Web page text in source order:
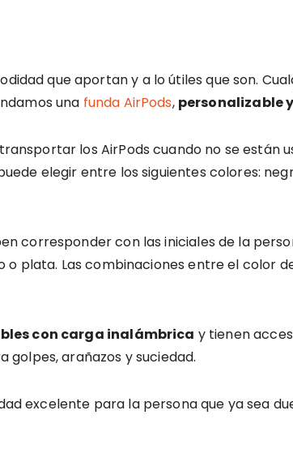
que aportan y a lo útiles que son.
una funda AirPods, personalizable
los AirPods cuando no se están
elegir entre los siguientes colores:
corresponder con las iniciales de la
plata. Las combinaciones entre el color
con carga inalámbrica y tienen
arañazos y suciedad.
excelente para la persona que ya sea